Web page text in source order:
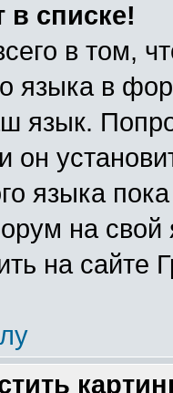
в списке!
в том,
языка в
язык.
он
языка
на
на сайте